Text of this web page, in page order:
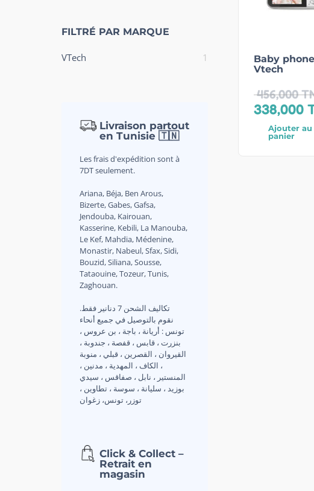
FILTRÉ PAR MARQUE
VTech 1
Livraison partout
en Tunisie 🇹🇳
Les frais d'expédition sont à
7DT seulement.
Ariana, Béja, Ben Arous,
Bizerte, Gabes, Gafsa,
Jendouba, Kairouan,
Kasserine, Kebili, La Manouba,
Le Kef, Mahdia, Médenine,
Monastir, Nabeul, Sfax, Sidi,
Bouzid, Siliana, Sousse,
Tataouine, Tozeur, Tunis,
Zaghouan.
.تكاليف الشحن 7 دنانير فقط
نقوم بالتوصيل في جميع أنحاء
تونس : أريانة ، باجة ، بن عروس ،
بنزرت ، قابس ، قفصة ، جندوبة ،
القيروان ، القصرين ، قبلي ، منوبة
، الكاف ، المهدية ، مدنين ،
المنستير ، نابل ، صفاقس ، سيدي
بوزيد ، سليانة ، سوسة ، تطاوين ،
توزر، تونس، زغوان
Click & Collect –
Retrait en
magasin
Baby
Vtech
456,000
338,000
Ajouter au
panier